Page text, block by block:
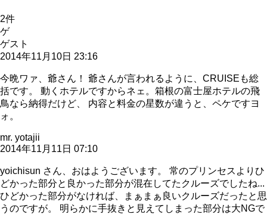
2件
ゲ
ゲスト
2014年11月10日 23:16
今晩ワァ、爺さん！ 爺さんが言われるように、CRUISEも総
括です。 動くホテルですからネェ。箱根の富士屋ホテルの飛
鳥なら納得だけど、 内容と料金の星数が違うと、ペケですヨ
ォ。
mr. yotajii
2014年11月11日 07:10
yoichisun さん、おはようございます。 常のプリンセスよりひ
どかった部分と良かった部分が混在してたクルーズでしたね...
ひどかった部分がなければ、まぁまぁ良いクルーズだったと思
うのですが。 明らかに手抜きと見えてしまった部分は大NGで